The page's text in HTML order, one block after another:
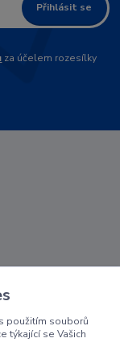
Přihlásit se
za účelem rozesílky
s použitím souborů
týkající se Vašich